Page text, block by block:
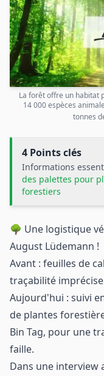
La forêt offre un habitat
14 000 espèces
tonnes
4 Points clés
Informations
des palettes pour
forestiers
🌳 Une logistique
August Lüdemann !
Avant : feuilles de
traçabilité
Aujourd'hui : suivi
de plantes
Bin Tag, pour une
faille.
Dans une interview